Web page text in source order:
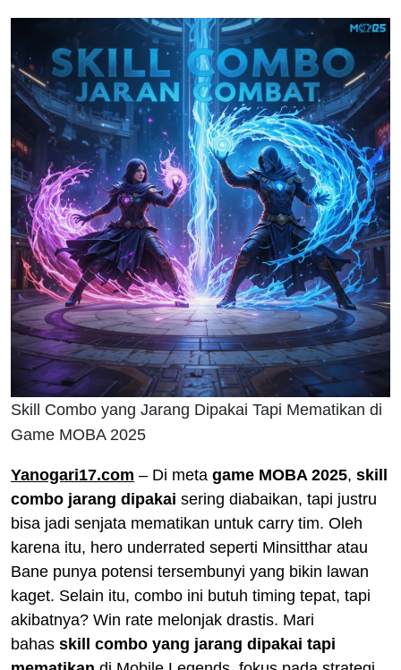
Skill Combo yang Jarang Dipakai Tapi Mematikan di
Game MOBA 2025
Yanogari17.com – Di meta game MOBA 2025, skill
combo jarang dipakai sering diabaikan, tapi justru
bisa jadi senjata mematikan untuk carry tim. Oleh
karena itu, hero underrated seperti Minsitthar atau
Bane punya potensi tersembunyi yang bikin lawan
kaget. Selain itu, combo ini butuh timing tepat, tapi
akibatnya? Win rate melonjak drastis. Mari
bahas skill combo yang jarang dipakai tapi